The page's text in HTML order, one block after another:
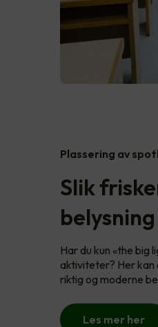
Plassering av
Slik
belysning
Har du kun «the big
aktiviteter? Her kan
riktig og moderne
Les mer her